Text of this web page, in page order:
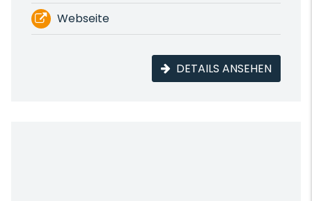
Webseite
DETAILS ANSEHEN